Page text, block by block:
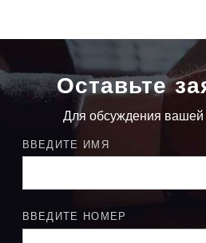
Оставьте
Для обсуждения вашей
ВВЕДИТЕ ИМЯ
ВВЕДИТЕ НОМЕР